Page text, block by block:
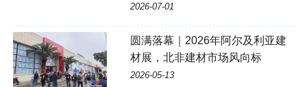
2026-07-01
圆满落幕｜2026年阿尔及利亚建
材展，北非建材市场风向标
2026-05-13